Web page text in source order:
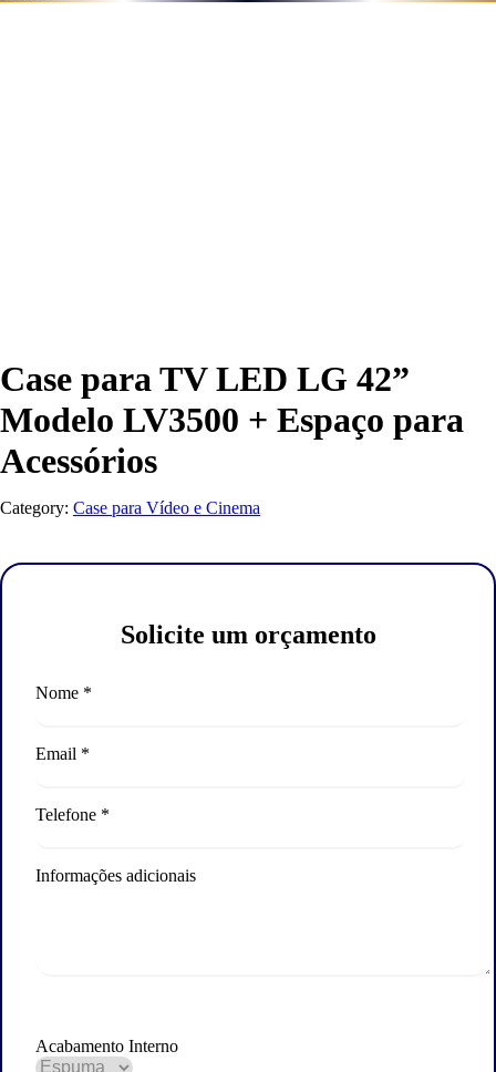
Case para TV LED LG 42”
Modelo LV3500 + Espaço para
Acessórios
Category: Case para Vídeo e Cinema
Solicite um orçamento
Nome *
Email *
Telefone *
Informações adicionais
Acabamento Interno